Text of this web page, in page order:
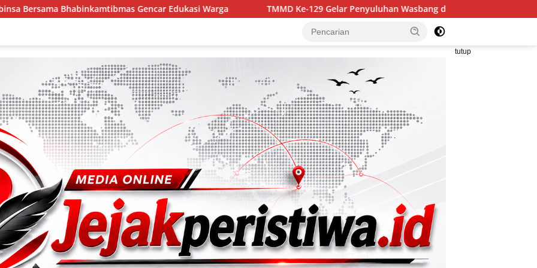
Gencar Edukasi Warga TMMD Ke-129 Gelar Penyuluhan Wasbang dan Hukum, Tanamkan Kesadaran Berbangsa
tutup